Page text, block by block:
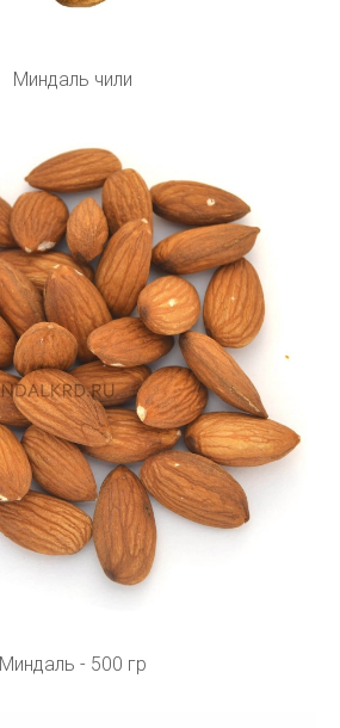
Миндаль чили
Миндаль - 500 гр